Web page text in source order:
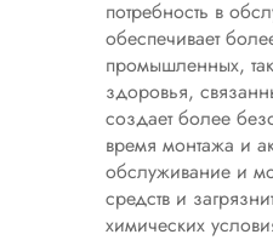
потребность в
обеспечивает
промышленных,
здоровья,
создает более
время монтажа и
обслуживание и
средств и
химических